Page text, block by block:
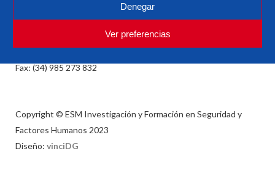
Denegar
Ver preferencias
Fax: (34) 985 273 832
Copyright © ESM Investigación y Formación en Seguridad y
Factores Humanos 2023
Diseño: vinciDG